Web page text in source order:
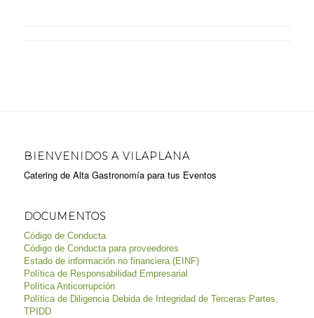
BIENVENIDOS A VILAPLANA
Catering de Alta Gastronomía para tus Eventos
DOCUMENTOS
Código de Conducta
Código de Conducta para proveedores
Estado de información no financiera (EINF)
Política de Responsabilidad Empresarial
Política Anticorrupción
Política de Diligencia Debida de Integridad de Terceras Partes,
TPIDD